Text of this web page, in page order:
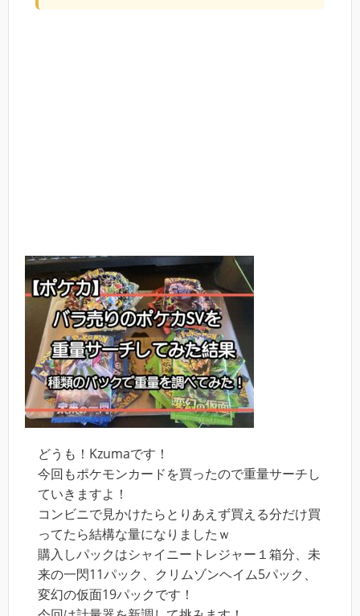
どうも！Kzumaです！
今回もポケモンカードを買ったので重量サーチし
ていきますよ！
コンビニで見かけたらとりあえず買える分だけ買
ってたら結構な量になりましたｗ
購入しパックはシャイニートレジャー１箱分、未
来の一閃11パック、クリムゾンヘイム5パック、
変幻の仮面19パックです！